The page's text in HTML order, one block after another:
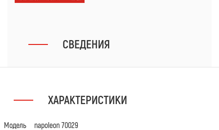
СВЕДЕНИЯ
ХАРАКТЕРИСТИКИ
Модель napoleon 70029